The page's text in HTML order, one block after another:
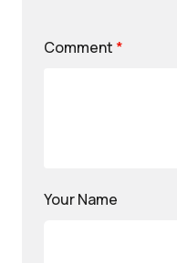
Comment *
Your Name